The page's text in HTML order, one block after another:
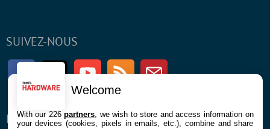
SUIVEZ-NOUS
FacebookTwitter Youtube RSS Newsletter
ENTREPRISE À PROPOS
Welcome
With our 226partners , we wish to store and access information on
your devices (cookies, pixels in emails, etc.), combine and share